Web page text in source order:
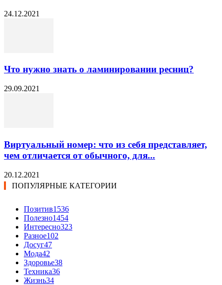
24.12.2021
Что нужно знать о ламинировании ресниц?
29.09.2021
Виртуальный номер: что из себя представляет,
чем отличается от обычного, для...
20.12.2021
ПОПУЛЯРНЫЕ КАТЕГОРИИ
Позитив1536
Полезно1454
Интересно323
Разное102
Досуг47
Мода42
Здоровье38
Техника36
Жизнь34